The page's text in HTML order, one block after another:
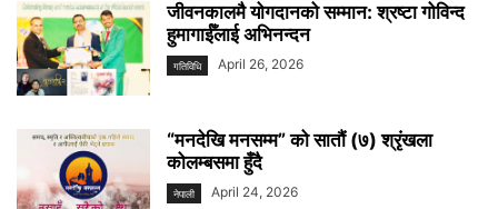
जीवनकालमै योगदानको सम्मान: श्रष्टा गोविन्द
हुमागाईँलाई अभिनन्दन
गतिविधि April 26, 2026
“मनदेखि मनसम्म” को सातौं (७) श्रृंखला
कोलम्बसमा हुँदै
नेपाली April 24, 2026